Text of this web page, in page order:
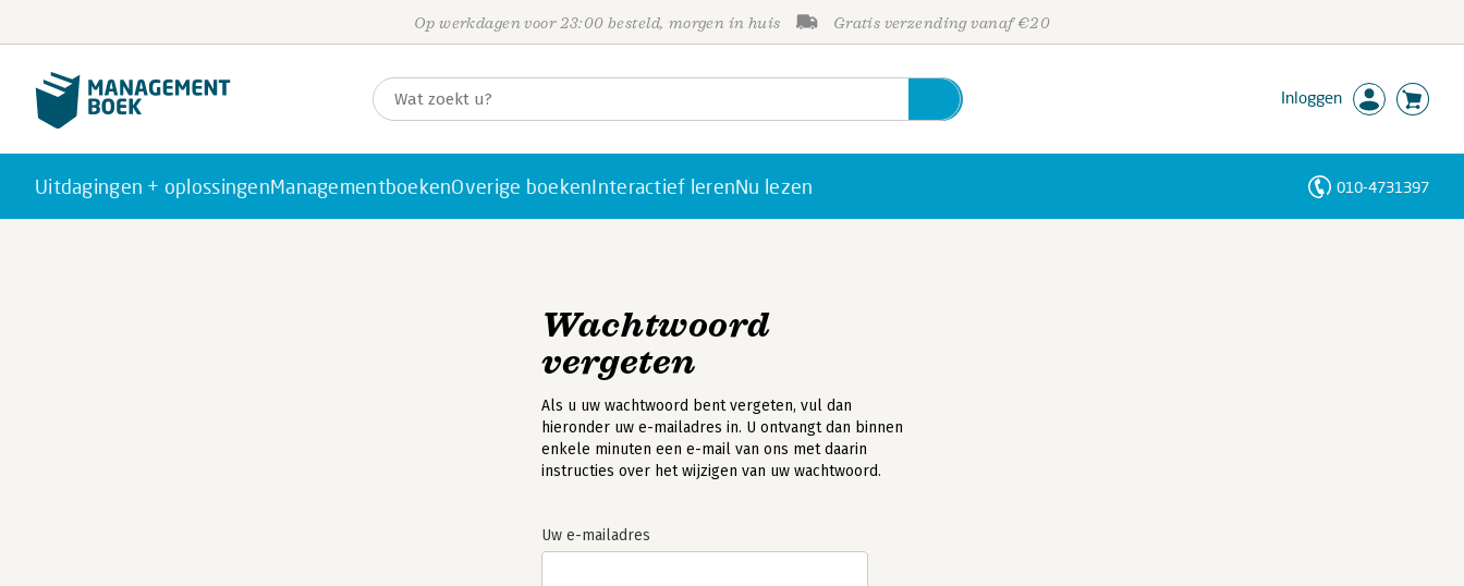
Op werkdagen voor 23:00 besteld, morgen in huis Gratis verzending vanaf €20
Inloggen
Uitdagingen + oplossingenManagementboekenOverige boekenInteractief lerenNu lezen 010-4731397
Wachtwoord
vergeten
Als u uw wachtwoord bent vergeten, vul dan
hieronder uw e-mailadres in. U ontvangt dan binnen
enkele minuten een e-mail van ons met daarin
instructies over het wijzigen van uw wachtwoord.
Uw e-mailadres
Personen